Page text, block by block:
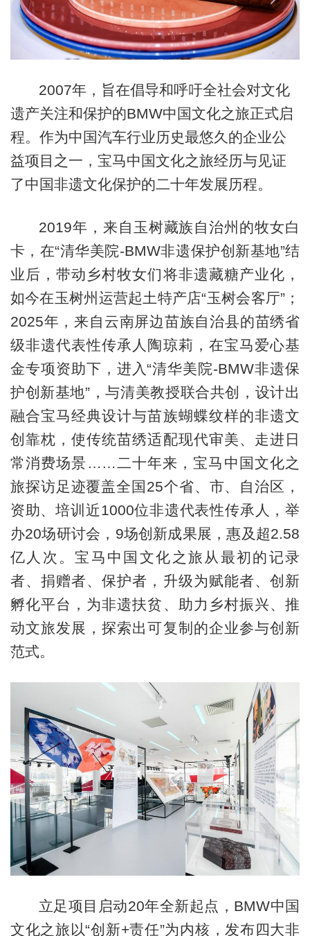
2007年，旨在倡导和呼吁全社会对文化
遗产关注和保护的BMW中国文化之旅正式启
程。作为中国汽车行业历史最悠久的企业公
益项目之一，宝马中国文化之旅经历与见证
了中国非遗文化保护的二十年发展历程。
2019年，来自玉树藏族自治州的牧女白
卡，在“清华美院-BMW非遗保护创新基地”结
业后，带动乡村牧女们将非遗藏糖产业化，
如今在玉树州运营起土特产店“玉树会客厅”；
2025年，来自云南屏边苗族自治县的苗绣省
级非遗代表性传承人陶琼莉，在宝马爱心基
金专项资助下，进入“清华美院-BMW非遗保
护创新基地”，与清美教授联合共创，设计出
融合宝马经典设计与苗族蝴蝶纹样的非遗文
创靠枕，使传统苗绣适配现代审美、走进日
常消费场景……二十年来，宝马中国文化之
旅探访足迹覆盖全国25个省、市、自治区，
资助、培训近1000位非遗代表性传承人，举
办20场研讨会，9场创新成果展，惠及超2.58
亿人次。宝马中国文化之旅从最初的记录
者、捐赠者、保护者，升级为赋能者、创新
孵化平台，为非遗扶贫、助力乡村振兴、推
动文旅发展，探索出可复制的企业参与创新
范式。
立足项目启动20年全新起点，BMW中国
文化之旅以“创新+责任”为内核，发布四大非